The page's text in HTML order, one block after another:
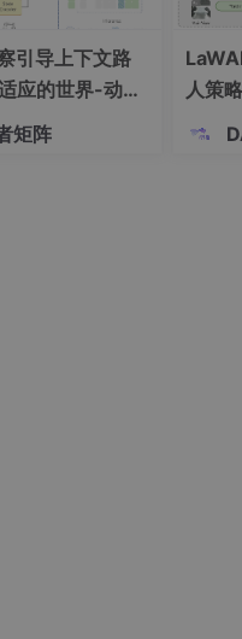
证甜点，高手很多，感觉
引导上下文路
应的世界-动作
矩阵
人策